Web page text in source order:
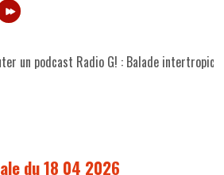
un podcast Radio G! : Balade
du 18 04 2026